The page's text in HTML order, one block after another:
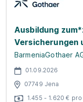
Ausbildung
Versicherungen
BarmeniaGothaer
01.09.2026
07749 Jena
1.455 - 1.620 €